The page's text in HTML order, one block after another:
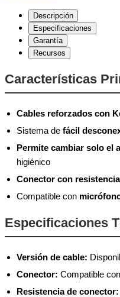
Descripción
Especificaciones
Garantía
Recursos
Características
Cables reforzados con
Sistema de fácil
Permite cambiar solo el
higiénico
Conector con
Compatible con
Especificaciones
Versión de cable:
Conector: Compatible
Resistencia de conector: